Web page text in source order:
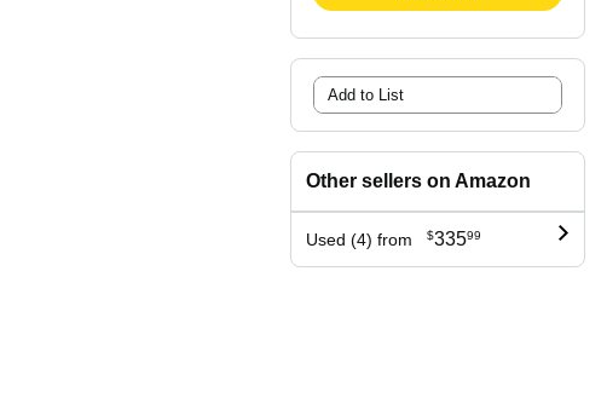
Add to List
Other sellers on Amazon
Used (4) from $33599